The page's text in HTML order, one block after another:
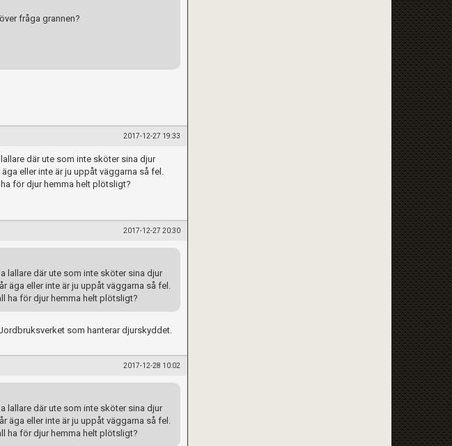
fråga grannen?
2017-12-27 19:33
där ute som inte sköter sina djur
eller inte är ju uppåt väggarna så fel.
för djur hemma helt plötsligt?
2017-12-27 20:30
lallare där ute som inte sköter sina djur
äga eller inte är ju uppåt väggarna så fel.
ha för djur hemma helt plötsligt?
som hanterar djurskyddet.
2017-12-28 10:02
lallare där ute som inte sköter sina djur
äga eller inte är ju uppåt väggarna så fel.
ha för djur hemma helt plötsligt?